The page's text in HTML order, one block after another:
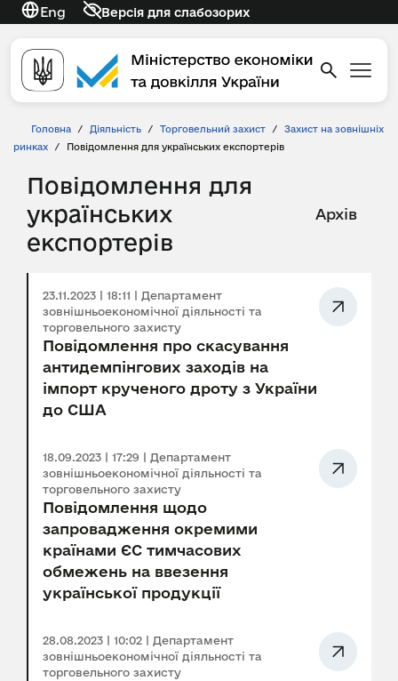
Eng Версія для слабозорих
Головна / Діяльність / Торговельний захист /
Захист на зовнішніх
ринках
/ Повідомлення для українських експортерів
Повідомлення для
українських
експортерів
Архів
23.11.2023 | 18:11 | Департамент
зовнішньоекономічної діяльності та
торговельного захисту
Повідомлення про скасування
антидемпінгових заходів на
імпорт крученого дроту з України
до США
18.09.2023 | 17:29 | Департамент
зовнішньоекономічної діяльності та
торговельного захисту
Повідомлення щодо
запровадження окремими
країнами ЄС тимчасових
обмежень на ввезення
української продукції
28.08.2023 | 10:02 | Департамент
зовнішньоекономічної діяльності та
торговельного захисту